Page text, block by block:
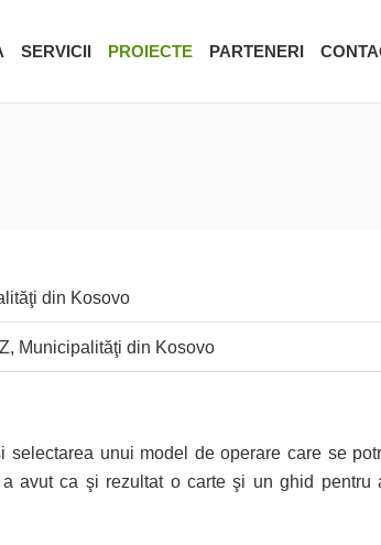
SERVICII PROIECTE PARTENERI
din Kosovo
Municipalităţi din Kosovo
unui model de operare care se
avut ca şi rezultat o carte şi un ghid pentru